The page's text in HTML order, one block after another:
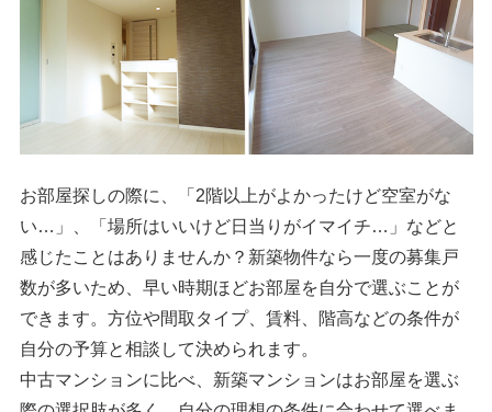
お部屋探しの際に、「2階以上がよかったけど空室がな
い…」、「場所はいいけど日当りがイマイチ…」などと
感じたことはありませんか？新築物件なら一度の募集戸
数が多いため、早い時期ほどお部屋を自分で選ぶことが
できます。方位や間取タイプ、賃料、階高などの条件が
自分の予算と相談して決められます。
中古マンションに比べ、新築マンションはお部屋を選ぶ